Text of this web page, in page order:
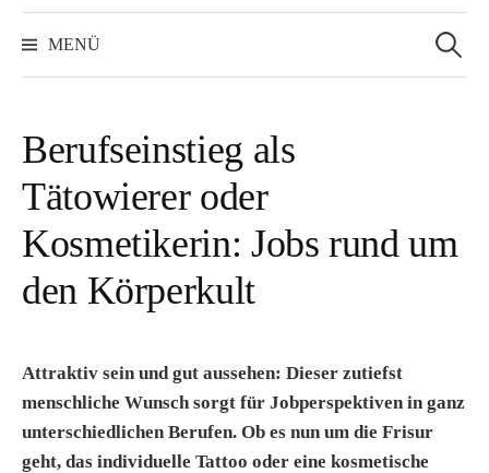
MENÜ
nach:
Berufseinstieg als
Tätowierer oder
Kosmetikerin: Jobs rund um
den Körperkult
Attraktiv sein und gut aussehen: Dieser zutiefst
menschliche Wunsch sorgt für Jobperspektiven in ganz
unterschiedlichen Berufen. Ob es nun um die Frisur
geht, das individuelle Tattoo oder eine kosmetische